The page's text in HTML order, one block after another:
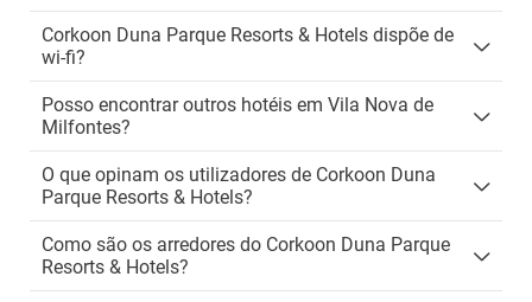
Corkoon Duna Parque Resorts & Hotels dispõe de
wi-fi?
Posso encontrar outros hotéis em Vila Nova de
Milfontes?
O que opinam os utilizadores de Corkoon Duna
Parque Resorts & Hotels?
Como são os arredores do Corkoon Duna Parque
Resorts & Hotels?